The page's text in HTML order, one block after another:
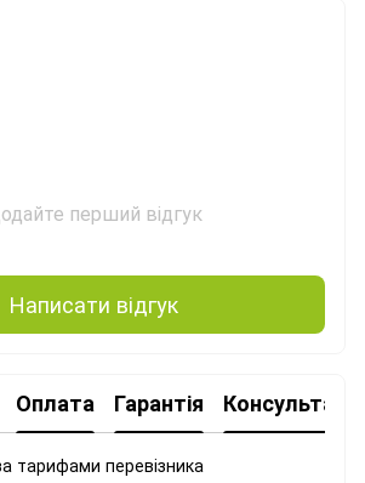
перший відгук
Написати відгук
Оплата Гарантія Консультація
тарифами перевізника